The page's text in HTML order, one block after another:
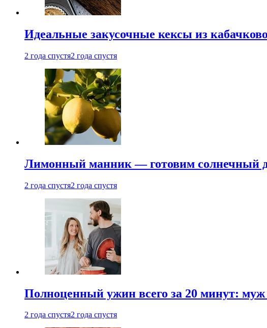
Идеальные закусочные кексы из
2 года спустя2 года спустя
Лимонный манник — готовим солнечный
2 года спустя2 года спустя
Полноценный ужин всего за 20 минут: муж
2 года спустя2 года спустя